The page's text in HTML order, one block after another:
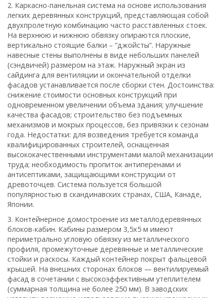
2. Каркасно-панельная система на основе использования
легких деревянных конструкций, представляющая собой
двухпролетную комбинацию часто расставленных стоек.
На верхнюю и нижнюю обвязку опираются плоские,
вертикально стоящие балки – “джойсты”. Наружные
навесные стены выполнены в виде небольших панелей
(сэндвичей) размером на этаж. Наружный экран из
сайдинга для вентиляции и окончательной отделки
фасадов устанавливается после сборки стен. Достоинства:
снижение стоимости основных конструкций при
одновременном увеличении объема здания; улучшение
качества фасадов; строительство без подъемных
механизмов и мокрых процессов, без привязки к сезонам
года. Недостатки: для возведения требуется команда
квалифицированных строителей, оснащенная
высококачественными инструментами малой механизации
труда; необходимость пропиток антиперенами и
антисептиками, защищающими конструкции от
древоточцев. Система пользуется большой
популярностью в скандинавских странах, США, Канаде,
Японии.
3. Контейнерное домостроение из металлодеревянных
блоков-кабин. Кабины размером 3,5х5 м имеют
периметрально угловую обвязку из металлического
профиля, промежуточные деревянные и металлические
стойки и раскосы. Каждый контейнер покрыт фальцевой
крышей. На внешних сторонах блоков — вентилируемый
фасад в сочетании с высокоэффективным утеплителем
(суммарная толщина не более 250 мм). В заводских